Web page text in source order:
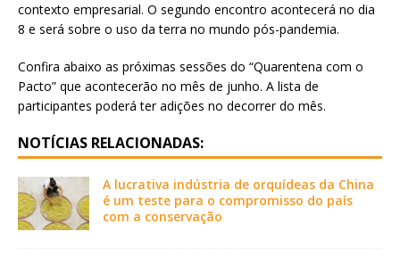
contexto empresarial. O segundo encontro acontecerá no dia
8 e será sobre o uso da terra no mundo pós-pandemia.
Confira abaixo as próximas sessões do “Quarentena com o
Pacto” que acontecerão no mês de junho. A lista de
participantes poderá ter adições no decorrer do mês.
NOTÍCIAS RELACIONADAS:
A lucrativa indústria de orquídeas da China
é um teste para o compromisso do país
com a conservação